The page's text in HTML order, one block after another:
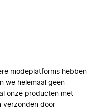
modeplatforms hebben
we helemaal geen
onze producten met
verzonden door